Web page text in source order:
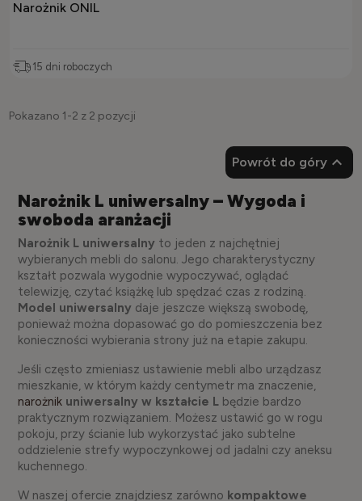
Narożnik ONIL
15 dni roboczych
Pokazano 1-2 z 2 pozycji
Powrót do góry
Narożnik L uniwersalny – Wygoda i
swoboda aranżacji
Narożnik L uniwersalnyto jeden z najchętniej
wybieranych mebli do salonu. Jego charakterystyczny
kształt pozwala wygodnie wypoczywać, oglądać
telewizję, czytać książkę lub spędzać czas z rodziną.
Model uniwersalnydaje jeszcze większą swobodę,
ponieważ można dopasować go do pomieszczenia bez
konieczności wybierania strony już na etapie zakupu.
Jeśli często zmieniasz ustawienie mebli albo urządzasz
mieszkanie, w którym każdy centymetr ma znaczenie,
narożnik uniwersalny w kształcie Lbędzie bardzo
praktycznym rozwiązaniem. Możesz ustawić go w rogu
pokoju, przy ścianie lub wykorzystać jako subtelne
oddzielenie strefy wypoczynkowej od jadalni czy aneksu
kuchennego.
W naszej ofercie znajdziesz zarówno kompaktowe